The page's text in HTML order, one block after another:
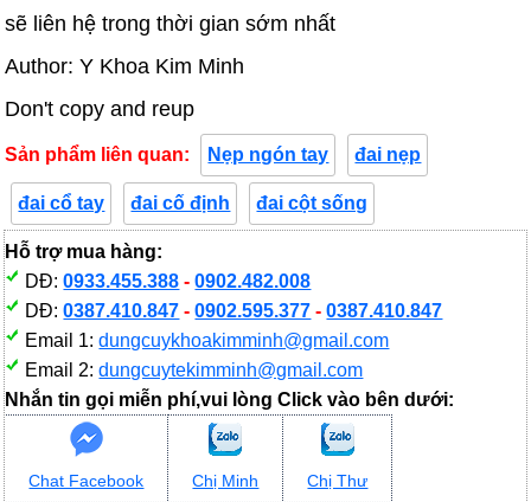
sẽ liên hệ trong thời gian sớm nhất
Author: Y Khoa Kim Minh
Don't copy and reup
Sản phẩm liên quan: Nẹp ngón tay đai nẹp
đai cổ tay đai cố định đai cột sống
Hỗ trợ mua hàng:
DĐ:0933.455.388 -0902.482.008
DĐ:0387.410.847 -0902.595.377 -0387.410.847
Email 1:dungcuykhoakimminh@gmail.com
Email 2:dungcuytekimminh@gmail.com
Nhắn tin gọi miễn phí,vui lòng Click vào bên dưới:
Chat Facebook Chị Minh Chị Thư